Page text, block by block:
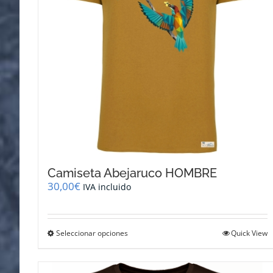
Camiseta Abejaruco HOMBRE
30,00€ IVA incluido
Seleccionar opciones
múltiples
Quick View